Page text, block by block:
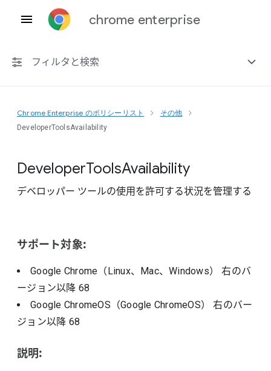
chrome enterprise
フィルタと検索
プラットフォーム共通
Chrome Enterprise のポリシーリスト その他
DeveloperToolsAvailability
DeveloperToolsAvailability
デベロッパー ツールの使用を許可する状況を管理する
サポート対象:
Google Chrome（Linux、Mac、Windows）右のバ
ージョン以降 68
Google ChromeOS（Google ChromeOS）右のバー
ジョン以降 68
説明: